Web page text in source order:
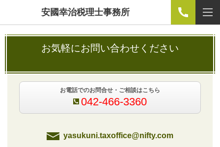
安國幸治税理士事務所
お気軽にお問い合わせください
お電話でのお問合せ・ご相談はこちら
042-466-3360
yasukuni.taxoffice@nifty.com